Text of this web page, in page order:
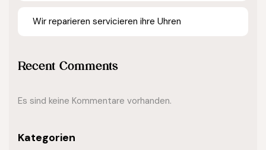
Wir reparieren servicieren ihre Uhren
Recent Comments
Es sind keine Kommentare vorhanden.
Kategorien